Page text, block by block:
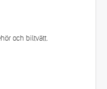
och biltvätt.